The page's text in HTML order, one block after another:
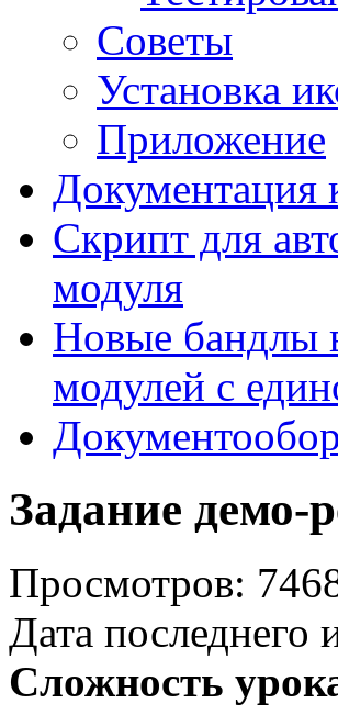
Советы
Установка
Приложение
Документация
Скрипт для
модуля
Новые бандлы
модулей с
Задание демо-
Просмотров:
Дата последнего
Сложность